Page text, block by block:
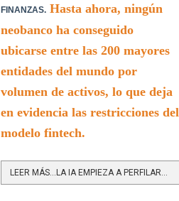
FINANZAS.Hasta ahora, ningún
neobanco ha conseguido
ubicarse entre las 200 mayores
entidades del mundo por
volumen de activos, lo que deja
en evidencia las restricciones del
modelo fintech.